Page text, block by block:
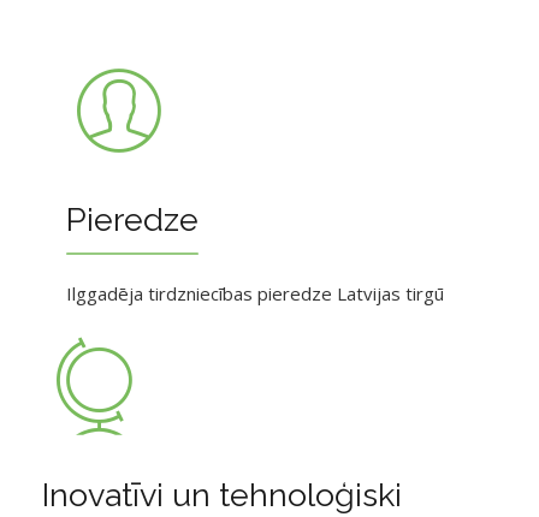
Pieredze
Ilggadēja tirdzniecības pieredze Latvijas tirgū
Inovatīvi un tehnoloģiski